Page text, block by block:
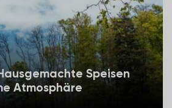
Speisen
Atmosphäre